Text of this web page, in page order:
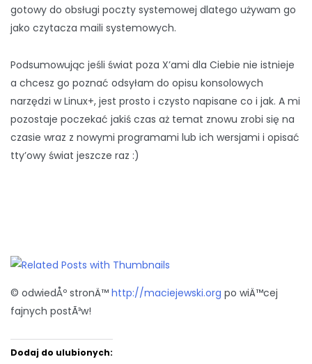
gotowy do obsługi poczty systemowej dlatego używam go
jako czytacza maili systemowych.
Podsumowując jeśli świat poza X’ami dla Ciebie nie istnieje
a chcesz go poznać odsyłam do opisu konsolowych
narzędzi w Linux+, jest prosto i czysto napisane co i jak. A mi
pozostaje poczekać jakiś czas aż temat znowu zrobi się na
czasie wraz z nowymi programami lub ich wersjami i opisać
tty’owy świat jeszcze raz :)
© odwiedÅº stronÄ™ http://maciejewski.org po wiÄ™cej
fajnych postÃ³w!
Dodaj do ulubionych: